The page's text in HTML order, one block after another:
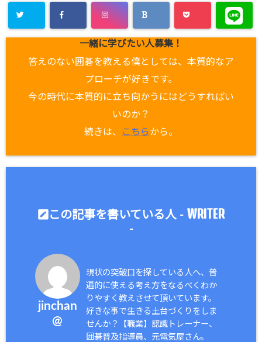
一緒に学びたい人募集！
答えのない囲碁を教える僕としては、本質的なア
プローチが好きです。
今の時代に本質的に立ち向かうにはどうすればい
いのか？
続きは、
こちらから。
この記事を書いている人 - WRITER
-
jinchan
@
現状の突破口を探している人へ、普
遍的に使える考え方をなるべくわか
りやすく教えさせて頂いています。
好きな事で生きる土台づくりをしま
せんか？【職業】認識トレーナー、
囲碁普及指導員、元電気屋さん。